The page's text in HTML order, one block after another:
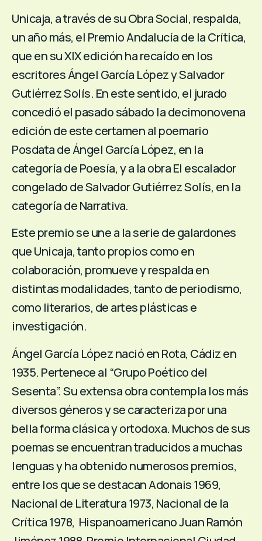
Unicaja, a través de su Obra Social, respalda,
un año más, el Premio Andalucía de la Crítica,
que en su XIX edición ha recaído en los
escritores Ángel García López y Salvador
Gutiérrez Solís. En este sentido, el jurado
concedió el pasado sábado la decimonovena
edición de este certamen al poemario
Posdata de Ángel García López, en la
categoría de Poesía, y a la obra El escalador
congelado de Salvador Gutiérrez Solís, en la
categoría de Narrativa.
Este premio se une a la serie de galardones
que Unicaja, tanto propios como en
colaboración, promueve y respalda en
distintas modalidades, tanto de periodismo,
como literarios, de artes plásticas e
investigación.
Ángel García López nació en Rota, Cádiz en
1935. Pertenece al “Grupo Poético del
Sesenta”. Su extensa obra contempla los más
diversos géneros y se caracteriza por una
bella forma clásica y ortodoxa. Muchos de sus
poemas se encuentran traducidos a muchas
lenguas y ha obtenido numerosos premios,
entre los que se destacan Adonais 1969,
Nacional de Literatura 1973, Nacional de la
Crítica 1978, Hispanoamericano Juan Ramón